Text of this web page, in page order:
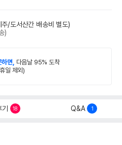
주/도서산간 배송비 별도)
)
하면, 다음날 95% 도착
일 제외)
18 Q&A 1